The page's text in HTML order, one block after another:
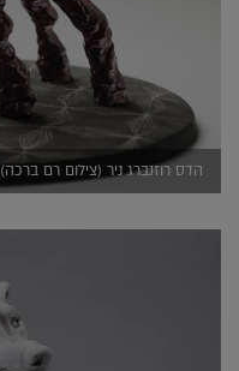
הדס רוזנברג ניר (צילום רם ברכה)